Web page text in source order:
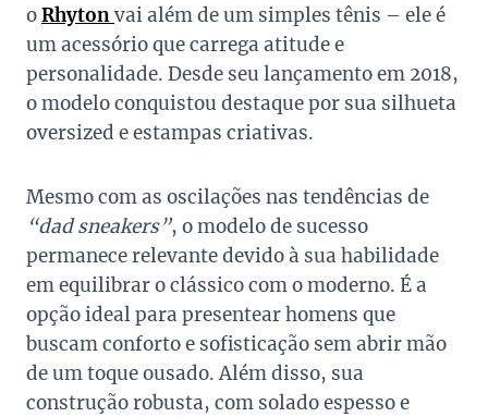
oRhytonvai além de um simples tênis – ele é
um acessório que carrega atitude e
personalidade. Desde seu lançamento em 2018,
o modelo conquistou destaque por sua silhueta
oversized e estampas criativas.
Mesmo com as oscilações nas tendências de
“dad sneakers”, o modelo de sucesso
permanece relevante devido à sua habilidade
em equilibrar o clássico com o moderno. É a
opção ideal para presentear homens que
buscam conforto e sofisticação sem abrir mão
de um toque ousado. Além disso, sua
construção robusta, com solado espesso e